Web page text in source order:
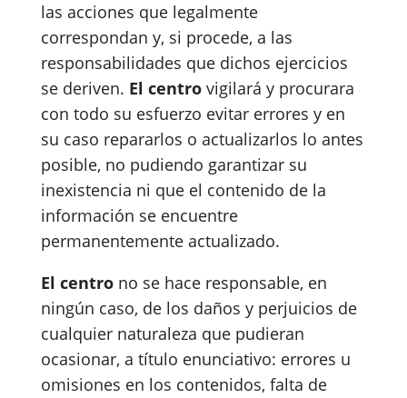
las acciones que legalmente
correspondan y, si procede, a las
responsabilidades que dichos ejercicios
se deriven. El centrovigilará y procurara
con todo su esfuerzo evitar errores y en
su caso repararlos o actualizarlos lo antes
posible, no pudiendo garantizar su
inexistencia ni que el contenido de la
información se encuentre
permanentemente actualizado.
El centrono se hace responsable, en
ningún caso, de los daños y perjuicios de
cualquier naturaleza que pudieran
ocasionar, a título enunciativo: errores u
omisiones en los contenidos, falta de